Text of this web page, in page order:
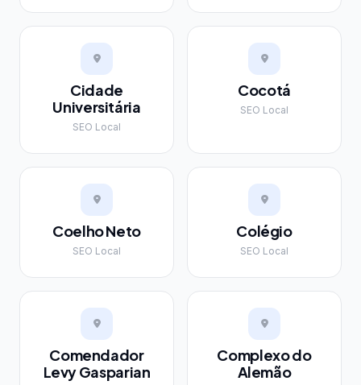
Cidade
Universitária
SEO Local
Cocotá
SEO Local
Coelho Neto
SEO Local
Colégio
SEO Local
Comendador
Levy Gasparian
Complexo do
Alemão